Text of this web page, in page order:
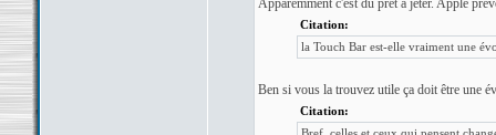
Apparemment c'est du prêt à jeter. Apple
Citation:
la Touch Bar est-elle vraiment une
Ben si vous la trouvez utile ça doit être une
Citation: